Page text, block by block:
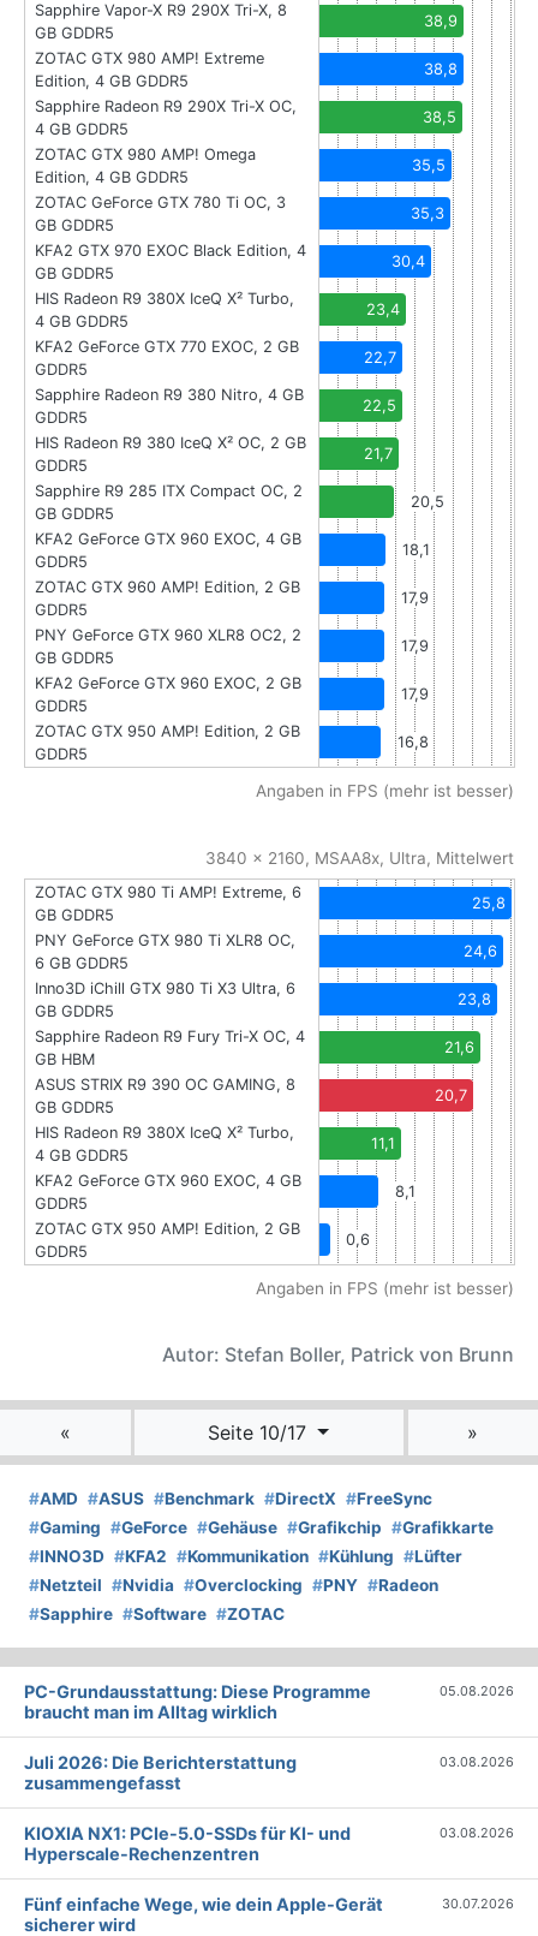
Sapphire Vapor-X R9 290X Tri-X, 8
GB GDDR5
38,9
ZOTAC GTX 980 AMP! Extreme
Edition, 4 GB GDDR5
38,8
Sapphire Radeon R9 290X Tri-X OC,
4 GB GDDR5
38,5
ZOTAC GTX 980 AMP! Omega
Edition, 4 GB GDDR5
35,5
ZOTAC GeForce GTX 780 Ti OC, 3
GB GDDR5
35,3
KFA2 GTX 970 EXOC Black Edition, 4
GB GDDR5
30,4
HIS Radeon R9 380X IceQ X² Turbo,
4 GB GDDR5
23,4
KFA2 GeForce GTX 770 EXOC, 2 GB
GDDR5
22,7
Sapphire Radeon R9 380 Nitro, 4 GB
GDDR5
22,5
HIS Radeon R9 380 IceQ X² OC, 2 GB
GDDR5
21,7
Sapphire R9 285 ITX Compact OC, 2
GB GDDR5
20,5
KFA2 GeForce GTX 960 EXOC, 4 GB
GDDR5
18,1
ZOTAC GTX 960 AMP! Edition, 2 GB
GDDR5
17,9
PNY GeForce GTX 960 XLR8 OC2, 2
GB GDDR5
17,9
KFA2 GeForce GTX 960 EXOC, 2 GB
GDDR5
17,9
ZOTAC GTX 950 AMP! Edition, 2 GB
GDDR5
16,8
Angaben in FPS (mehr ist besser)
3840 x 2160, MSAA8x, Ultra, Mittelwert
ZOTAC GTX 980 Ti AMP! Extreme, 6
GB GDDR5
25,8
PNY GeForce GTX 980 Ti XLR8 OC,
6 GB GDDR5
24,6
Inno3D iChill GTX 980 Ti X3 Ultra, 6
GB GDDR5
23,8
Sapphire Radeon R9 Fury Tri-X OC, 4
GB HBM
21,6
ASUS STRIX R9 390 OC GAMING, 8
GB GDDR5
20,7
HIS Radeon R9 380X IceQ X² Turbo,
4 GB GDDR5
11,1
KFA2 GeForce GTX 960 EXOC, 4 GB
GDDR5
8,1
ZOTAC GTX 950 AMP! Edition, 2 GB
GDDR5
0,6
Angaben in FPS (mehr ist besser)
Autor: Stefan Boller, Patrick von Brunn
« Seite 10/17 »
#AMD #ASUS #Benchmark #DirectX #FreeSync
#Gaming #GeForce #Gehäuse #Grafikchip #Grafikkarte
#INNO3D #KFA2 #Kommunikation #Kühlung #Lüfter
#Netzteil #Nvidia #Overclocking #PNY #Radeon
#Sapphire #Software #ZOTAC
PC-Grundausstattung: Diese Programme
braucht man im Alltag wirklich
05.08.2026
Juli 2026: Die Bericht­erstattung
zusammengefasst
03.08.2026
KIOXIA NX1: PCIe-5.0-SSDs für KI- und
Hyperscale-Rechenzentren
03.08.2026
Fünf einfache Wege, wie dein Apple-Gerät
sicherer wird
30.07.2026